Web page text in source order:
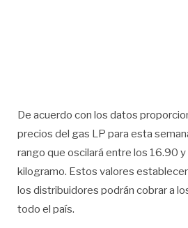
De acuerdo con los datos
precios del gas LP para esta
rango que oscilará entre los 16.90
kilogramo. Estos valores
los distribuidores podrán cobrar a
todo el país.